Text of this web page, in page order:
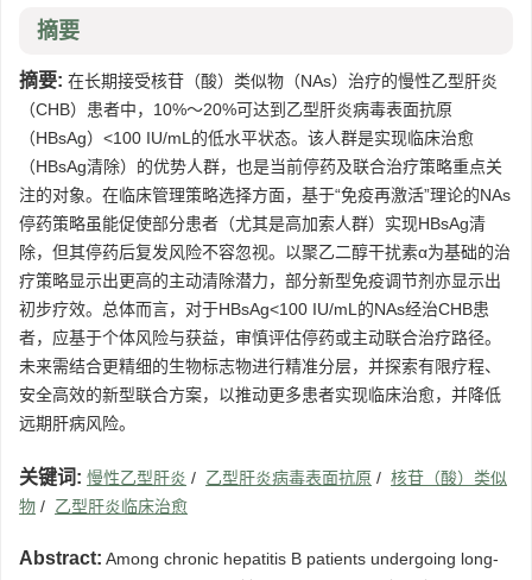
摘要
摘要: 在长期接受核苷（酸）类似物（NAs）治疗的慢性乙型肝炎
（CHB）患者中，10%～20%可达到乙型肝炎病毒表面抗原
（HBsAg）<100 IU/mL的低水平状态。该人群是实现临床治愈
（HBsAg清除）的优势人群，也是当前停药及联合治疗策略重点关
注的对象。在临床管理策略选择方面，基于“免疫再激活”理论的NAs
停药策略虽能促使部分患者（尤其是高加索人群）实现HBsAg清
除，但其停药后复发风险不容忽视。以聚乙二醇干扰素α为基础的治
疗策略显示出更高的主动清除潜力，部分新型免疫调节剂亦显示出
初步疗效。总体而言，对于HBsAg<100 IU/mL的NAs经治CHB患
者，应基于个体风险与获益，审慎评估停药或主动联合治疗路径。
未来需结合更精细的生物标志物进行精准分层，并探索有限疗程、
安全高效的新型联合方案，以推动更多患者实现临床治愈，并降低
远期肝病风险。
关键词: 慢性乙型肝炎 / 乙型肝炎病毒表面抗原 / 核苷（酸）类似
物 / 乙型肝炎临床治愈
Abstract: Among chronic hepatitis B patients undergoing long-